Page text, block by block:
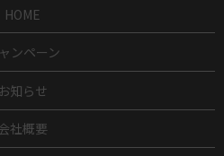
HOME
ンペーン
お知らせ
社概要